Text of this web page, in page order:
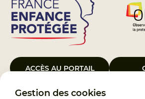
Gestion des cookies
ACCÈS AU PORTAIL
Le Groupement d’Intérêt Public France